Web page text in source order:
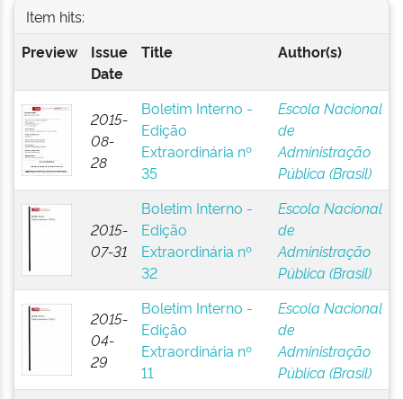
Item hits:
Preview
Issue
Date
Title Author(s)
2015-
08-
28
Boletim Interno -
Edição
Extraordinária nº
35
Escola Nacional
de
Administração
Pública (Brasil)
2015-
07-31
Boletim Interno -
Edição
Extraordinária nº
32
Escola Nacional
de
Administração
Pública (Brasil)
2015-
04-
29
Boletim Interno -
Edição
Extraordinária nº
11
Escola Nacional
de
Administração
Pública (Brasil)